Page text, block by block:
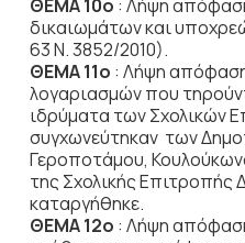
ΘΕΜΑ 10o : Λήψη
δικαιωμάτων και
63 Ν. 3852/2010).
ΘΕΜΑ 11o : Λήψη
λογαριασμών που
ιδρύματα των Σχολικών
συγχωνεύτηκαν των
Γεροποτάμου,
της Σχολικής Επιτροπής
καταργήθηκε.
ΘΕΜΑ 12o : Λήψη